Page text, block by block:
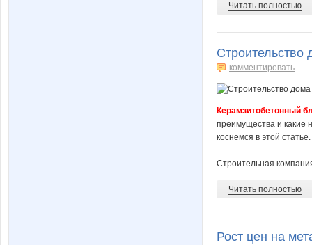
Читать полностью
Строительство
комментировать
Керамзитобетонный
преимущества и какие
коснемся в этой статье.
Строительная
Читать полностью
Рост цен на